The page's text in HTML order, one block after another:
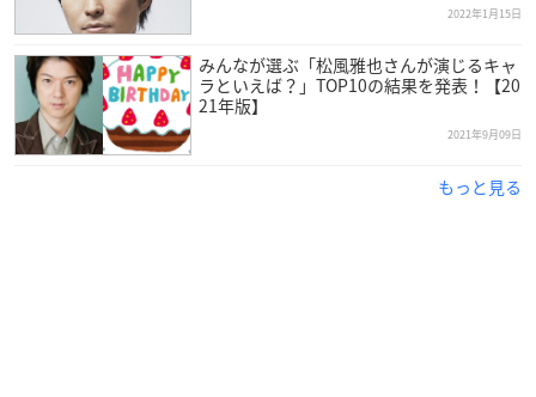
プレリクエスト2次抽選先行
2022年4月29日(金)15：00～5月8日(日)23：59
【配信チケット発売日程】
各部視聴チケット：2022年4月20日(水)12:00～5月28日(土)21:0
0まで発売
昼夜通し視聴チケット：2022年4月20日(水)12:00～5月28日(土)
2022年1月15日
みんなが選ぶ「松風雅也さんが演じるキャ
ラといえば？」TOP10の結果を発表！【20
21年版】
2021年9月09日
もっと見る